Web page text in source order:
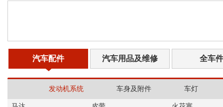
汽车配件 汽车用品及维修 全车件
发动机系统 车身及附件 车灯